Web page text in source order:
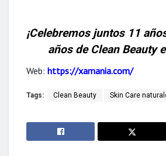
¡Celebremos juntos 11
años de Clean Beauty
Web: https://xamania.com/
Tags: Clean Beauty Skin Care